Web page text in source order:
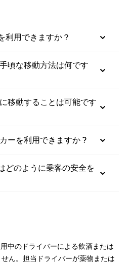
利用できますか？
頃な移動方法は何です
移動することは可能です
ーを利用できますか ?
どのように乗客の安全を
中のドライバーによる飲酒または
ん。担当ドライバーが薬物または